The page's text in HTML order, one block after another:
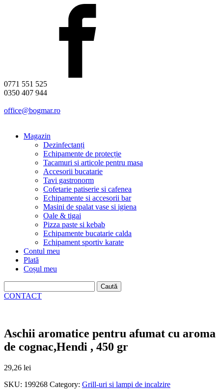
0771 551 525
0350 407 944
office@bogmar.ro
Magazin
Dezinfectanți
Echipamente de protecție
Tacamuri si articole pentru masa
Accesorii bucatarie
Tavi gastronorm
Cofetarie patiserie si cafenea
Echipamente si accesorii bar
Masini de spalat vase si igiena
Oale & tigai
Pizza paste si kebab
Echipamente bucatarie calda
Echipament sportiv karate
Contul meu
Plată
Coșul meu
după:
CONTACT
Aschii aromatice pentru afumat cu aroma
de cognac,Hendi , 450 gr
29,26 lei
SKU: 199268 Category: Grill-uri si lampi de incalzire